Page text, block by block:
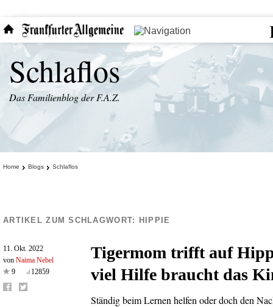
Schlaflos
Das Familienblog der F.A.Z.
Home Blogs Schlaflos
ARTIKEL ZUM SCHLAGWORT: HIPPIE
11. Okt. 2022
von Naima Nebel
9
12859
Tigermom trifft auf
viel Hilfe braucht das
Ständig beim Lernen helfen oder doch den